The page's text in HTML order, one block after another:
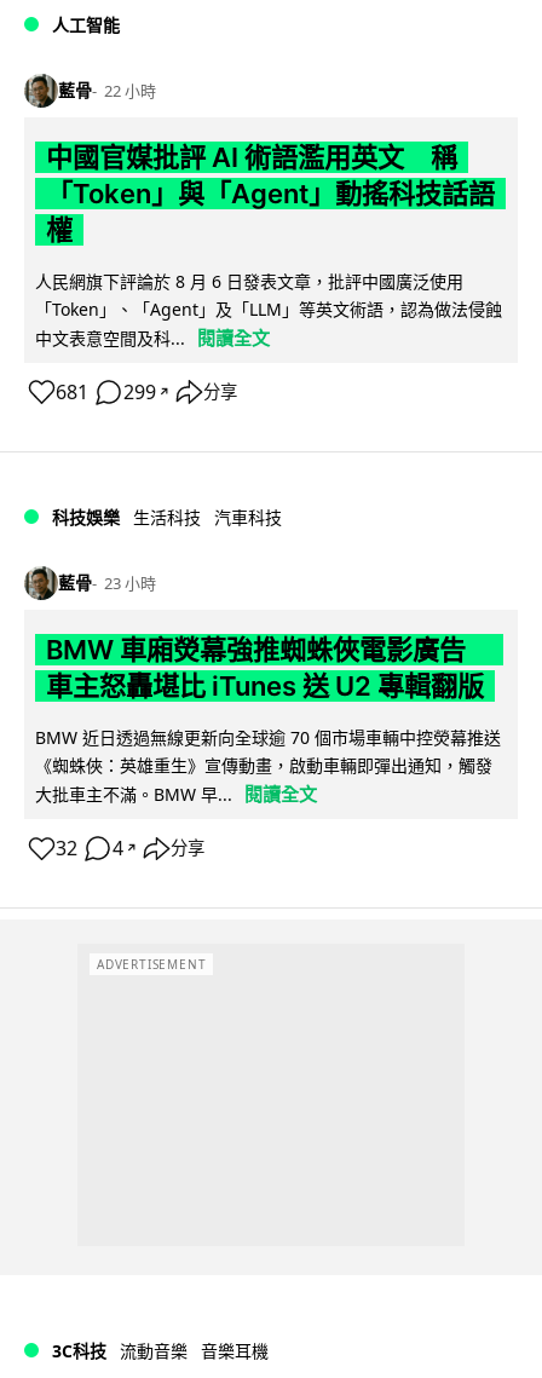
人工智能
藍骨 22 小時
中國官媒批評 AI 術語濫用英文 稱
「Token」與「Agent」動搖科技話語
權
人民網旗下評論於 8 月 6 日發表文章，批評中國廣泛使用
「Token」、「Agent」及「LLM」等英文術語，認為做法侵蝕
中文表意空間及科...
閱讀全文
681 299 ↗ 分享
科技娛樂 生活科技 汽車科技
藍骨 23 小時
BMW 車廂熒幕強推蜘蛛俠電影廣告
車主怒轟堪比 iTunes 送 U2 專輯翻版
BMW 近日透過無線更新向全球逾 70 個市場車輛中控熒幕推送
《蜘蛛俠：英雄重生》宣傳動畫，啟動車輛即彈出通知，觸發
大批車主不滿。BMW 早...
閱讀全文
32 4 ↗ 分享
ADVERTISEMENT
3C科技 流動音樂 音樂耳機